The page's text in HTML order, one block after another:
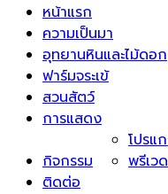
หน้าแรก
ความเป็นมา
อุทยานหินและไม้ดอก
ฟาร์มจระเข้
สวนสัตว์
การแสดง
กิจกรรม
โปรแ
พรีเว
ติดต่อ